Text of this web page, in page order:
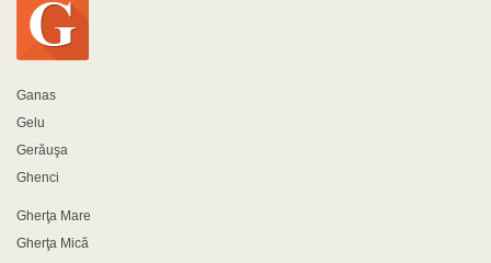
Ganas
Gelu
Gerăuşa
Ghenci
Gherţa Mare
Gherţa Mică